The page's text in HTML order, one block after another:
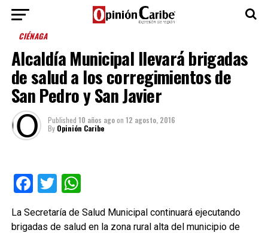
CIÉNAGA
Alcaldía Municipal llevará brigadas
de salud a los corregimientos de
San Pedro y San Javier
Published 10 años agoon 12 agosto, 2016
By Opinión Caribe
Facebook
TwitterWhatsApp
La Secretaría de Salud Municipal continuará ejecutando
brigadas de salud en la zona rural alta del municipio de